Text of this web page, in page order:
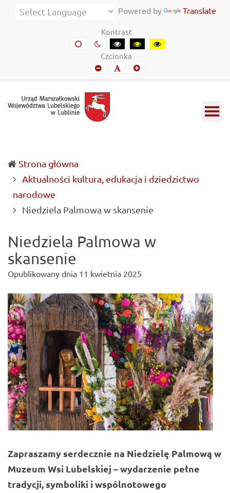
Urząd
Informacje
Lubelszczyźnie
Powered by Translate
Kontrast
Domyślny
kontrast
Kontrast
nocny
Kontrast
czarny-
biały
Kontrast
czarny-
Kontrast
żółto-
Czcionka
Mniejszy
font
Domyślny
font
Mniejszy
Strona główna
Aktualności kultura, edukacja i dziedzictwo
narodowe
Niedziela Palmowa w skansenie
Niedziela Palmowa w
skansenie
Opublikowany dnia 11 kwietnia 2025
Zapraszamy serdecznie na Niedzielę Palmową w
Muzeum Wsi Lubelskiej – wydarzenie pełne
tradycji, symboliki i wspólnotowego